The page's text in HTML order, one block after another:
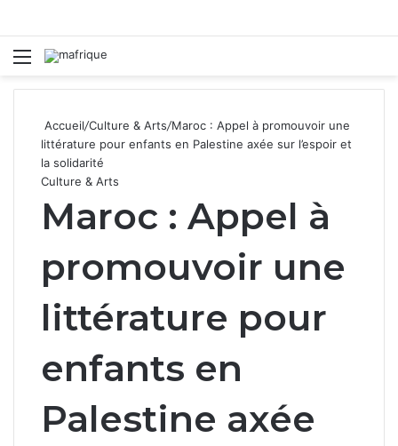
Menu
Accueil/Culture & Arts/Maroc : Appel à promouvoir une
littérature pour enfants en Palestine axée sur l’espoir et
la solidarité
Culture & Arts
Maroc : Appel à
promouvoir une
littérature pour
enfants en
Palestine axée